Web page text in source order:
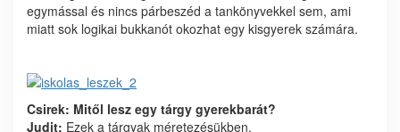
egymással és nincs párbeszéd a tankönyvekkel sem, ami
miatt sok logikai bukkanót okozhat egy kisgyerek számára.
Csirek: Mitől lesz egy tárgy gyerekbarát?
Judit: Ezek a tárgyak méretezésükben,